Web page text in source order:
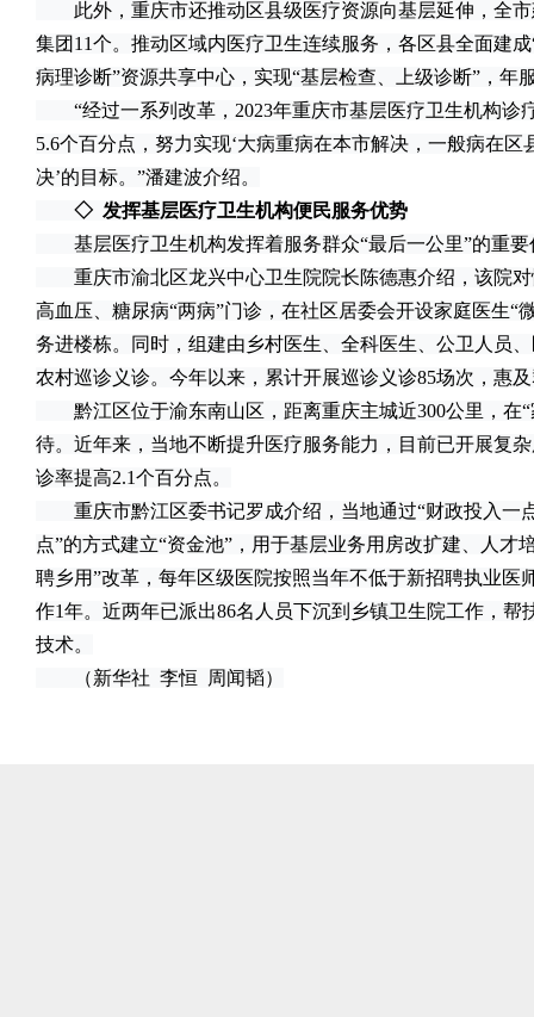
此外，重庆市还推动区县级医疗资源向基层延伸，全市
集团11个。推动区域内医疗卫生连续服务，各区县全面建
病理诊断”资源共享中心，实现“基层检查、上级诊断”，年
“经过一系列改革，2023年重庆市基层医疗卫生机构诊
5.6个百分点，努力实现‘大病重病在本市解决，一般病在
决’的目标。”潘建波介绍。
◇ 发挥基层医疗卫生机构便民服务优势
基层医疗卫生机构发挥着服务群众“最后一公里”的重要
重庆市渝北区龙兴中心卫生院院长陈德惠介绍，该院对
高血压、糖尿病“两病”门诊，在社区居委会开设家庭医生“
务进楼栋。同时，组建由乡村医生、全科医生、公卫人员
农村巡诊义诊。今年以来，累计开展巡诊义诊85场次，惠
黔江区位于渝东南山区，距离重庆主城近300公里，在“
待。近年来，当地不断提升医疗服务能力，目前已开展复
诊率提高2.1个百分点。
重庆市黔江区委书记罗成介绍，当地通过“财政投入一
点”的方式建立“资金池”，用于基层业务用房改扩建、人才
聘乡用”改革，每年区级医院按照当年不低于新招聘执业医
作1年。近两年已派出86名人员下沉到乡镇卫生院工作，帮
技术。
（新华社 李恒 周闻韬）